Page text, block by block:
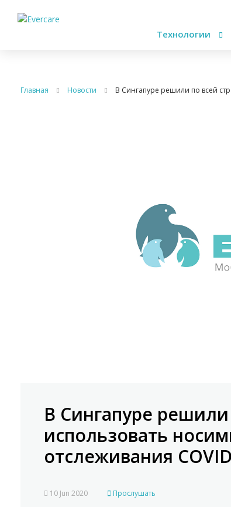
Технологии
Главная Новости В Сингапуре решили по всей
В Сингапуре
использовать
отслеживания
10 Jun 2020 Прослушать